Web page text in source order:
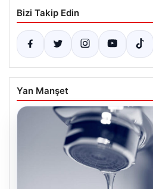
Bizi Takip Edin
Yan Manşet